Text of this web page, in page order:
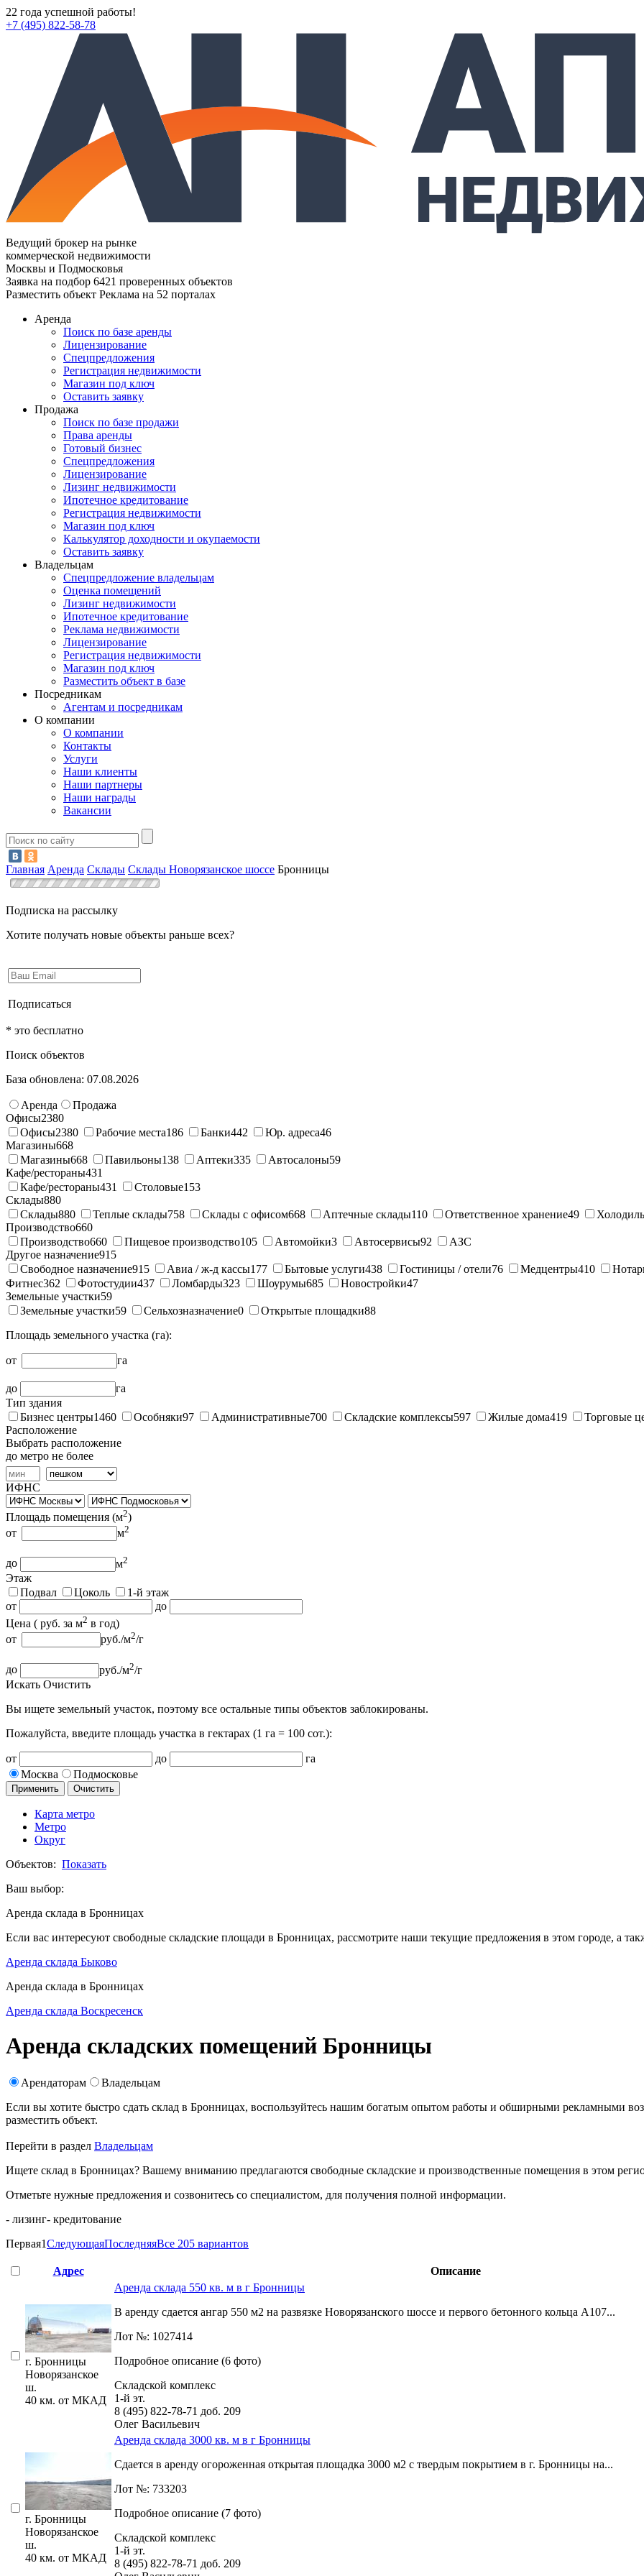
22 года успешной работы!
+7 (495) 822-58-78
Ведущий брокер на рынке
коммерческой недвижимости
Москвы и Подмосковья
Заявка на подбор 6421 проверенных объектов
Разместить объект Реклама на 52 порталах
Аренда
Поиск по базе аренды
Лицензирование
Спецпредложения
Регистрация недвижимости
Магазин под ключ
Оставить заявку
Продажа
Поиск по базе продажи
Права аренды
Готовый бизнес
Спецпредложения
Лицензирование
Лизинг недвижимости
Ипотечное кредитование
Регистрация недвижимости
Магазин под ключ
Калькулятор доходности и окупаемости
Оставить заявку
Владельцам
Спецпредложение владельцам
Оценка помещений
Лизинг недвижимости
Ипотечное кредитование
Реклама недвижимости
Лицензирование
Регистрация недвижимости
Магазин под ключ
Разместить объект в базе
Посредникам
Агентам и посредникам
О компании
О компании
Контакты
Услуги
Наши клиенты
Наши партнеры
Наши награды
Вакансии
Главная Аренда Склады Склады Новорязанское шоссе Бронницы
Подписка на рассылку
Хотите получать новые объекты раньше всех?
Подписаться
* это бесплатно
Поиск объектов
База обновлена: 07.08.2026
Аренда
Продажа
Офисы2380
Офисы2380 Рабочие места186 Банки442 Юр. адреса46
Магазины668
Магазины668 Павильоны138 Аптеки335 Автосалоны59
Кафе/рестораны431
Кафе/рестораны431 Столовые153
Склады880
Склады880 Теплые склады758 Склады с офисом668 Аптечные склады110 Ответственное хранение49
Производство660
Производство660 Пищевое производство105 Автомойки3 Автосервисы92
АЗС
Другое назначение915
Свободное назначение915 Авиа / ж-д кассы177 Бытовые услуги438 Гостиницы / отели76 Медцентры410
Фитнес362 Фотостудии437 Ломбарды323 Шоурумы685 Новостройки47
Земельные участки59
Земельные участки59 Сельхозназначение0 Открытые площадки88
Площадь земельного участка (га):
от га
до
га
Тип здания
Бизнес центры1460 Особняки97 Административные700 Складские комплексы597 Жилые дома419 Торговые
Расположение
Выбрать расположение
до метро не более
ИФНС
Площадь помещения (м2)
от
м2
до м2
Этаж
Подвал
Цоколь
1-й этаж
от
до
Цена ( руб. за м2 в год)
от
руб./м2/г
до руб./м2/г
Искать Очистить
Вы ищете земельный участок, поэтому все остальные типы объектов заблокированы.
Пожалуйста, введите площадь участка в гектарах (1 га = 100 сот.):
от до
га
Москва
Подмосковье
Применить Очистить
Карта метро
Метро
Округ
Объектов: Показать
Ваш выбор:
Аренда склада в Бронницах
Если вас интересуют свободные складские площади в Бронницах, рассмотрите наши текущие предложения в этом городе, а
Аренда склада Быково
Аренда склада в Бронницах
Аренда склада Воскресенск
Аренда складских помещений Бронницы
Арендаторам
Владельцам
Если вы хотите быстро сдать склад в Бронницах, воспользуйтесь нашим богатым опытом работы и обширными рекламными
разместить объект.
Перейти в раздел Владельцам
Ищете склад в Бронницах? Вашему вниманию предлагаются свободные складские и производственные помещения в этом
Отметьте нужные предложения и созвонитесь со специалистом, для получения полной информации.
- лизинг- кредитование
Первая1СледующаяПоследняяВсе 205 вариантов
Адрес Описание
г. Бронницы
Новорязанское
ш.
40 км. от МКАД
Аренда склада 550 кв. м в г Бронницы
В аренду сдается ангар 550 м2 на развязке Новорязанского шоссе и первого бетонного кольца А107...
Лот №: 1027414
Подробное описание (6 фото)
Складской комплекс
1-й эт.
8 (495) 822-78-71 доб. 209
Олег Васильевич
г. Бронницы
Новорязанское
ш.
40 км. от МКАД
Аренда склада 3000 кв. м в г Бронницы
Сдается в аренду огороженная открытая площадка 3000 м2 с твердым покрытием в г. Бронницы на...
Лот №: 733203
Подробное описание (7 фото)
Складской комплекс
1-й эт.
8 (495) 822-78-71 доб. 209